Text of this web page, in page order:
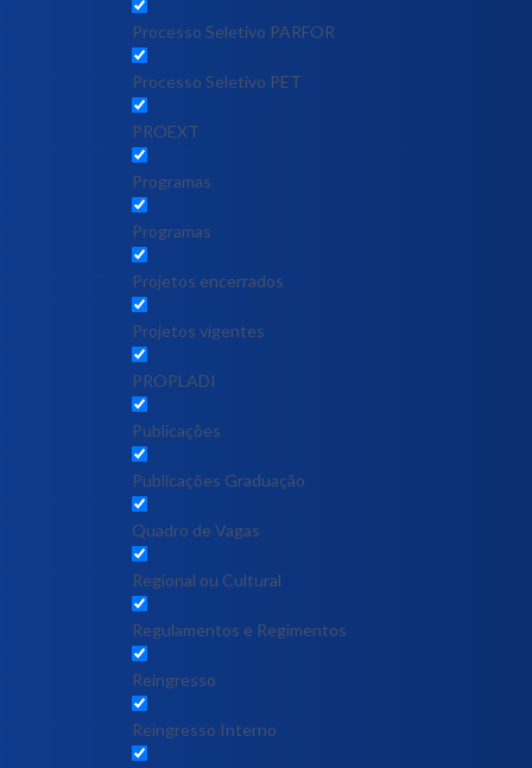
Processo Seletivo PARFOR
Processo Seletivo PET
PROEXT
Programas
Programas
Projetos encerrados
Projetos vigentes
PROPLADI
Publicações
Publicações Graduação
Quadro de Vagas
Regional ou Cultural
Regulamentos e Regimentos
Reingresso
Reingresso Interno